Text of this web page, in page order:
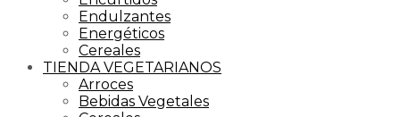
Endulzantes
Energéticos
Cereales
TIENDA VEGETARIANOS
Arroces
Bebidas Vegetales